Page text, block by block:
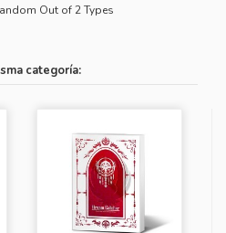
Out of 2 Types
categoría: